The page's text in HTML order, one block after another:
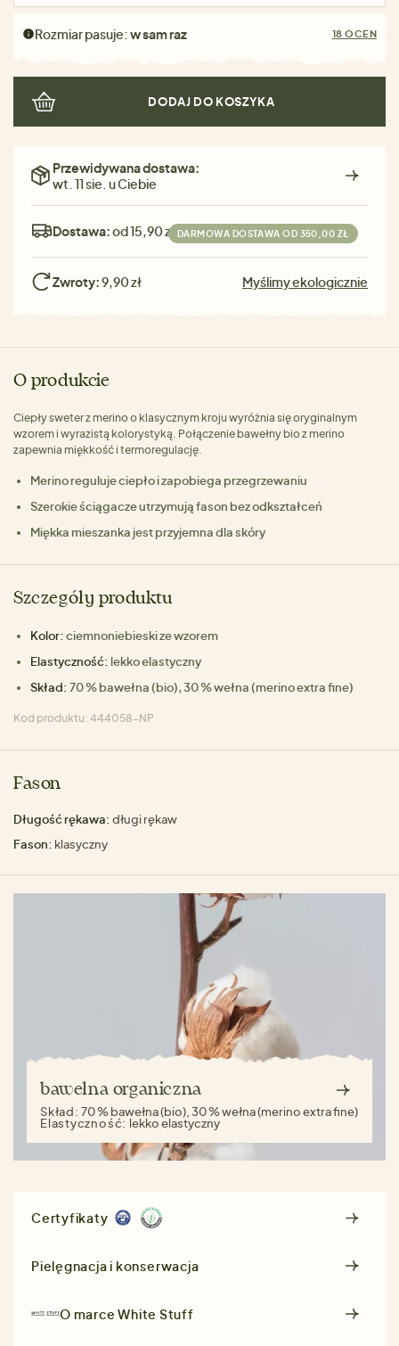
Rozmiar pasuje:w sam raz 18 OCEN
DODAJ DO KOSZYKA
Przewidywana dostawa:
wt. 11 sie. u Ciebie
Dostawa:od 15,90 zł DARMOWA DOSTAWA OD 350,00 ZŁ
Zwroty:9,90 zł Myślimy ekologicznie
O produkcie
Ciepły sweter z merino o klasycznym kroju wyróżnia się oryginalnym
wzorem i wyrazistą kolorystyką. Połączenie bawełny bio z merino
zapewnia miękkość i termoregulację.
Merino reguluje ciepło i zapobiega przegrzewaniu
Szerokie ściągacze utrzymują fason bez odkształceń
Miękka mieszanka jest przyjemna dla skóry
Szczegóły produktu
Kolor: ciemnoniebieski ze wzorem
Elastyczność: lekko elastyczny
Skład: 70 % bawełna (bio), 30 % wełna (merino extra fine)
Kod produktu: 444058-NP
Fason
Długość rękawa: długi rękaw
Fason: klasyczny
bawełna organiczna
Skład:70 % bawełna (bio), 30 % wełna (merino extra fine)
Elastyczność: lekko elastyczny
Certyfikaty
Pielęgnacja i konserwacja
O marceWhite Stuff